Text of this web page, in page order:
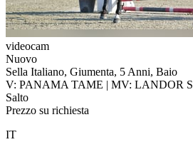
videocam
Nuovo
Sella Italiano, Giumenta, 5 Anni, Baio
V: PANAMA TAME | MV: LANDOR S
Salto
Prezzo su richiesta
IT